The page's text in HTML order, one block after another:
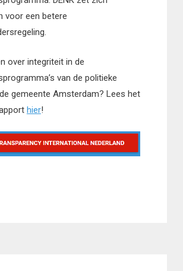
voor een betere
over integriteit in de
van de politieke
gemeente Amsterdam? Lees het
hier!